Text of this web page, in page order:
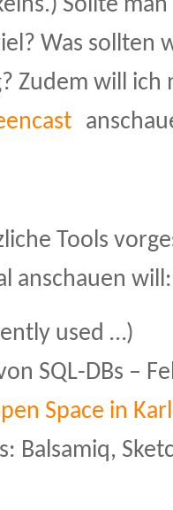
Sollte
Was sollten
Zudem will ich
Tools
anschauen will:
used …)
SQL-DBs –
Space in
Balsamiq,